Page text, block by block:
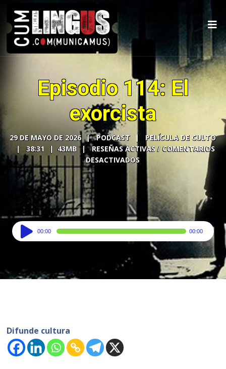
Episodio 114: El
exorcista
29 DE MAYO DE 2026 PODCAST
PELÍCULA DE CULTO
38:31
43MB
COMENTARIOS
DESACTIVADOS
Audio
Player
00:00 00:00
Difunde cultura